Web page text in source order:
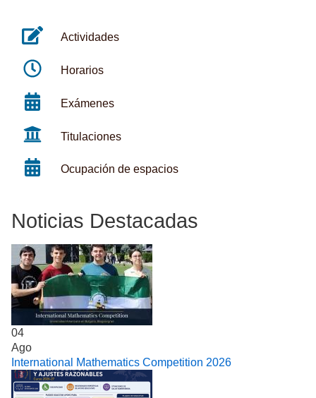
Actividades
Horarios
Exámenes
Titulaciones
Ocupación de espacios
Noticias Destacadas
04
Ago
International Mathematics Competition 2026